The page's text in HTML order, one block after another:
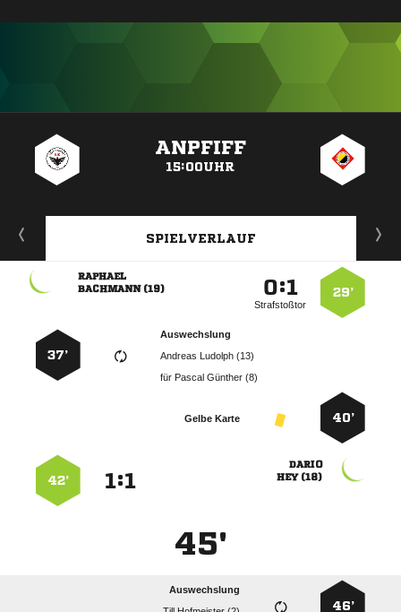
ANPFIFF
15:00UHR
SPIELVERLAUF
29’
:
Strafstoßtor

 
Auswechslung
  
für   
37’
40’
Gelbe Karte

 
:
42’
45'
46’
Auswechslung